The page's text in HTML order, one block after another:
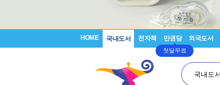
HOME 국내도서 전자책 만권당
첫달무료
외국도서
국내도